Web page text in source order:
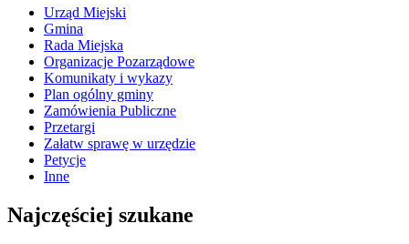
Urząd Miejski
Gmina
Rada Miejska
Organizacje Pozarządowe
Komunikaty i wykazy
Plan ogólny gminy
Zamówienia Publiczne
Przetargi
Załatw sprawę w urzędzie
Petycje
Inne
Najczęściej szukane